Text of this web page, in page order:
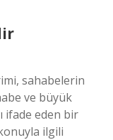
sahabelerin
ve büyük
ifade eden bir
ilgili